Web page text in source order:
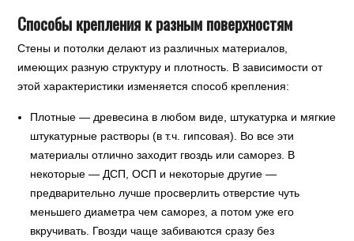
Способы крепления к разным поверхностям
Стены и потолки делают из различных материалов,
имеющих разную структуру и плотность. В зависимости от
этой характеристики изменяется способ крепления:
Плотные — древесина в любом виде, штукатурка и мягкие
штукатурные растворы (в т.ч. гипсовая). Во все эти
материалы отлично заходит гвоздь или саморез. В
некоторые — ДСП, ОСП и некоторые другие —
предварительно лучше просверлить отверстие чуть
меньшего диаметра чем саморез, а потом уже его
вкручивать. Гвозди чаще забиваются сразу без